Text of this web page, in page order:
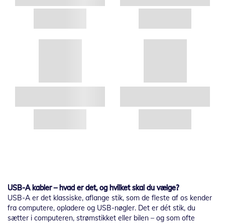
USB-A kabler – hvad er det, og hvilket skal du vælge?
USB-A er det klassiske, aflange stik, som de fleste af os kender
fra computere, opladere og USB-nøgler. Det er dét stik, du
sætter i computeren, strømstikket eller bilen – og som ofte